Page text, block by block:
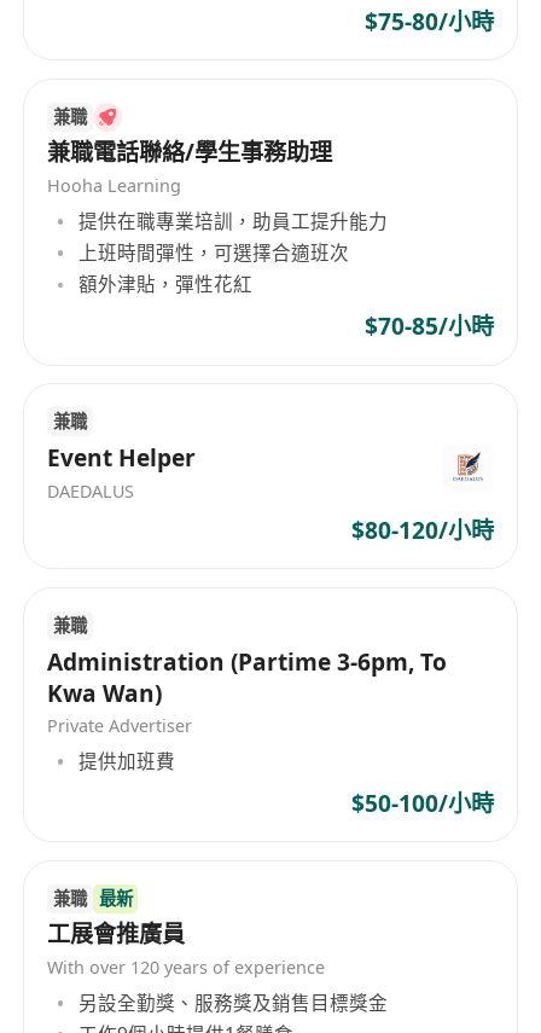
commercial kitchen equipment is required.
$75-80/小時
兼職
兼職電話聯絡/學生事務助理
Hooha Learning
提供在職專業培訓，助員工提升能力
上班時間彈性，可選擇合適班次
額外津貼，彈性花紅
$70-85/小時
兼職
Event Helper
DAEDALUS
$80-120/小時
兼職
Administration (Partime 3-6pm, To
Kwa Wan)
Private Advertiser
提供加班費
$50-100/小時
兼職 最新
工展會推廣員
With over 120 years of experience
另設全勤獎、服務獎及銷售目標獎金